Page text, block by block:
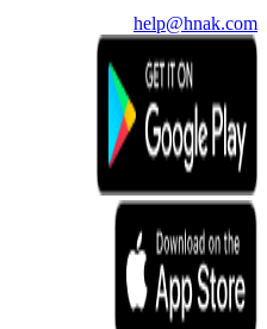
help@hnak.com